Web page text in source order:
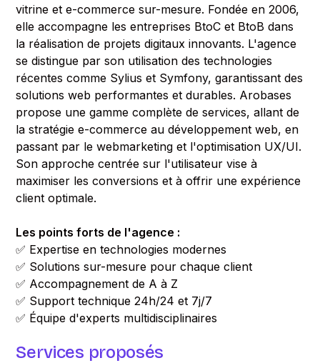
vitrine et e-commerce sur-mesure. Fondée en 2006,
elle accompagne les entreprises BtoC et BtoB dans
la réalisation de projets digitaux innovants. L'agence
se distingue par son utilisation des technologies
récentes comme Sylius et Symfony, garantissant des
solutions web performantes et durables. Arobases
propose une gamme complète de services, allant de
la stratégie e-commerce au développement web, en
passant par le webmarketing et l'optimisation UX/UI.
Son approche centrée sur l'utilisateur vise à
maximiser les conversions et à offrir une expérience
client optimale.
Les points forts de l'agence :
✅ Expertise en technologies modernes
✅ Solutions sur-mesure pour chaque client
✅ Accompagnement de A à Z
✅ Support technique 24h/24 et 7j/7
✅ Équipe d'experts multidisciplinaires
Services proposés